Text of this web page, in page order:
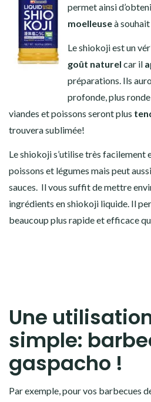
permet ainsi
moelleuseà souhait
Le shiokoji est un
goût naturel car il
préparations. Ils
profonde, plus
viandes et poissons seront plus
trouvera sublimée!
Le shiokoji s’utilise très facilement
poissons et légumes mais peut
sauces. Il vous suffit de mettre
ingrédients en shiokoji liquide. Il
beaucoup plus rapide et efficace
Une
simple:
gaspacho !
Par exemple, pour vos barbecues